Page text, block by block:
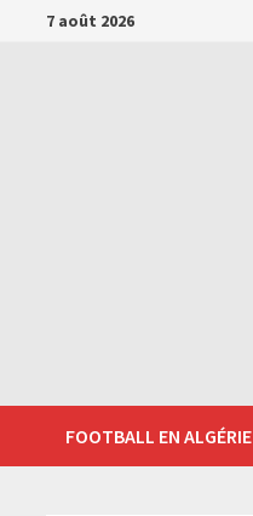
Passer7 août 2026
FOOTBALL EN ALGÉRIE